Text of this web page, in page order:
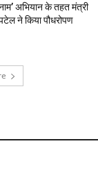
अभियान के तहत मंत्री
ने किया पौधरोपण